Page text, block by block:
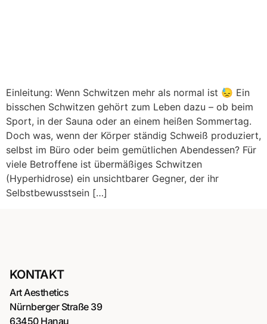
Einleitung: Wenn Schwitzen mehr als normal ist 😓 Ein
bisschen Schwitzen gehört zum Leben dazu – ob beim
Sport, in der Sauna oder an einem heißen Sommertag.
Doch was, wenn der Körper ständig Schweiß produziert,
selbst im Büro oder beim gemütlichen Abendessen? Für
viele Betroffene ist übermäßiges Schwitzen
(Hyperhidrose) ein unsichtbarer Gegner, der ihr
Selbstbewusstsein […]
KONTAKT
Art Aesthetics
Nürnberger Straße 39
63450 Hanau